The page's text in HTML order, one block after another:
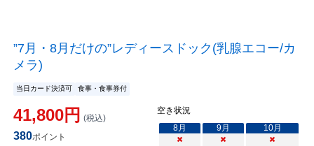
”7月・8月だけの”レディースドック(乳腺エコー/カ
メラ)
当日カード決済可 食事・食事券付
41,800円 (税込)
380ポイント
空き状況
8月 9月 10月
×
× ×